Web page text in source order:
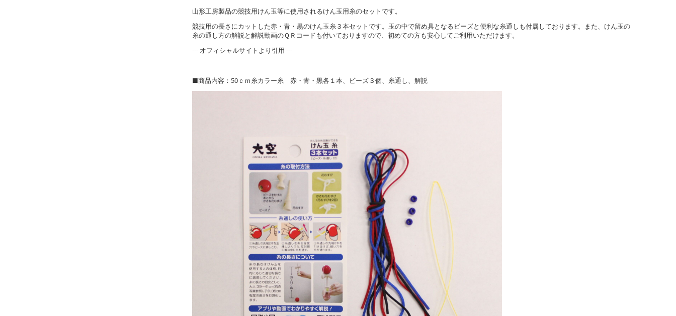
山形工房製品の競技用けん玉等に使用されるけん玉用糸のセットです。
競技用の長さにカットした赤・青・黒のけん玉糸３本セットです。玉の中で留め具となるビーズと便利な糸通しも付属しております。また、けん玉の
糸の通し方の解説と解説動画のＱＲコードも付いておりますので、初めての方も安心してご利用いただけます。
--- オフィシャルサイトより引用 ---
■商品内容：50ｃｍ糸カラー糸 赤・青・黒各１本、ビーズ３個、糸通し、解説